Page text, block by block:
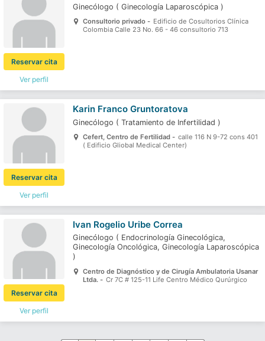
Ver perfil
Reservar cita
Ginecólogo ( Ginecología Laparoscópica )
Consultorio privado - Edificio de Cosultorios Clínica
Colombia Calle 23 No. 66 - 46 consultorio 713
Ver perfil
Reservar cita
Karin Franco Gruntoratova
Ginecólogo ( Tratamiento de Infertilidad )
Cefert, Centro de Fertilidad - calle 116 N 9-72 cons 401
( Edificio Gliobal Medical Center)
Ver perfil
Reservar cita
Ivan Rogelio Uribe Correa
Ginecólogo ( Endocrinología Ginecológica,
Ginecología Oncológica, Ginecología Laparoscópica
)
Centro de Diagnóstico y de Cirugía Ambulatoria Usanar
Ltda. - Cr 7C # 125-11 Life Centro Médico Qurúrgico